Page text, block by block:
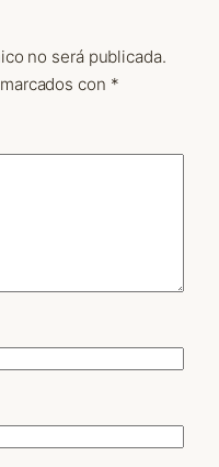
no será publicada.
con *